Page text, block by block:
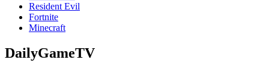
Resident Evil
Fortnite
Minecraft
DailyGameTV